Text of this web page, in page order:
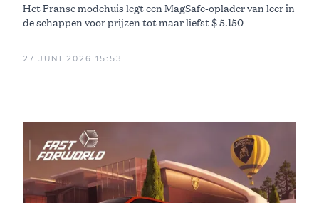
Het Franse modehuis legt een MagSafe-oplader van leer in
de schappen voor prijzen tot maar liefst $ 5.150
27 JUNI 2026 15:53